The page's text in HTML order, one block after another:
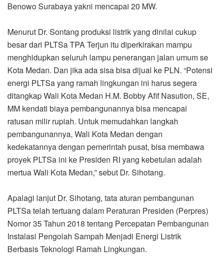
Benowo Surabaya yakni mencapai 20 MW.
Menurut Dr. Sontang produksi listrik yang dinilai cukup
besar dari PLTSa TPA Terjun itu diperkirakan mampu
menghidupkan seluruh lampu penerangan jalan umum se
Kota Medan. Dan jika ada sisa bisa dijual ke PLN. “Potensi
energi PLTSa yang ramah lingkungan ini harus segera
ditangkap Wali Kota Medan H.M. Bobby Afif Nasution, SE,
MM kendati biaya pembangunannya bisa mencapai
ratusan milir rupiah. Untuk memudahkan langkah
pembangunannya, Wali Kota Medan dengan
kedekatannya dengan pemerintah pusat, bisa membawa
proyek PLTSa ini ke Presiden RI yang kebetulan adalah
mertua Wali Kota Medan,” sebut Dr. Sihotang.
Apalagi lanjut Dr. Sihotang, tata aturan pembangunan
PLTSa telah tertuang dalam Peraturan Presiden (Perpres)
Nomor 35 Tahun 2018 tentang Percepatan Pembangunan
Instalasi Pengolah Sampah Menjadi Energi Listrik
Berbasis Teknologi Ramah Lingkungan.